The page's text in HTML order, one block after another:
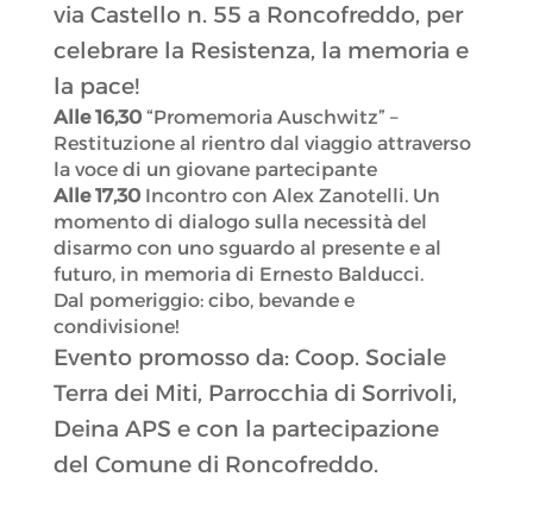
via Castello n. 55 a Roncofreddo, per
celebrare la Resistenza, la memoria e
la pace!
Alle 16,30“Promemoria Auschwitz” –
Restituzione al rientro dal viaggio attraverso
la voce di un giovane partecipante
Alle 17,30Incontro con Alex Zanotelli. Un
momento di dialogo sulla necessità del
disarmo con uno sguardo al presente e al
futuro, in memoria di Ernesto Balducci.
Dal pomeriggio: cibo, bevande e
condivisione!
Evento promosso da: Coop. Sociale
Terra dei Miti, Parrocchia di Sorrivoli,
Deina APS e con la partecipazione
del Comune di Roncofreddo.